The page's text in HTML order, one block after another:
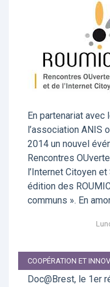
En partenariat
l’association ANIS
2014 un nouvel
Rencontres
l’Internet Citoyen
édition des
communs ». En
COOPÉRATION ET
Doc@Brest, le 1er